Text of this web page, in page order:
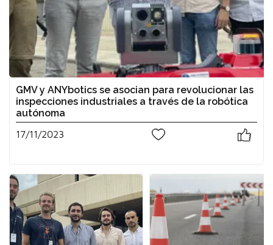
GMV y ANYbotics se asocian para revolucionar las
inspecciones industriales a través de la robótica
autónoma
17/11/2023